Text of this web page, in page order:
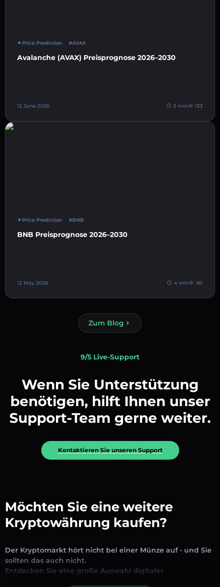
Price Prediction #AVAX
Avalanche (AVAX) Preisprognose 2026–2030
12 June 2026 5 min 133
Price Prediction #BNB
BNB Preisprognose 2026–2030
12 May 2026 4 min 161
Zum Blog
9/5 Live-Support
Wenn Sie Unterstützung
benötigen, hilft Ihnen unser
Support-Team gerne weiter.
Kontaktieren Sie unseren Support
Möchten Sie eine weitere
Kryptowährung kaufen?
Der Kryptomarkt hört nicht bei einer Münze auf - und Sie
sollten das auch nicht.
Entdecken Sie eine große Auswahl digitaler